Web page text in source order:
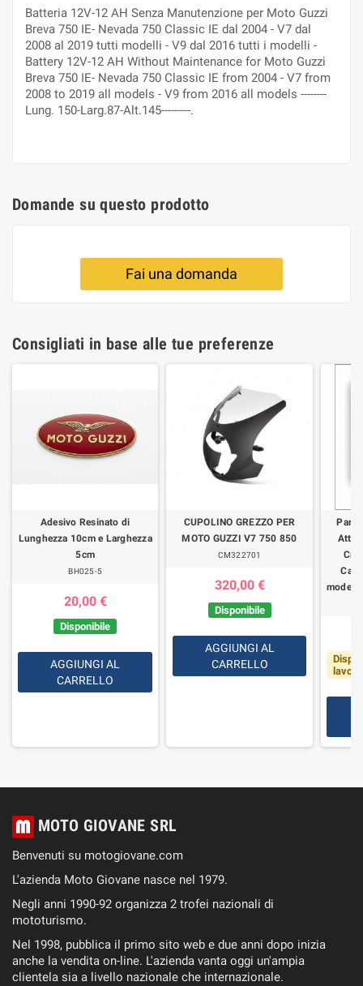
Batteria 12V-12 AH Senza Manutenzione per Moto Guzzi
Breva 750 IE- Nevada 750 Classic IE dal 2004 - V7 dal
2008 al 2019 tutti modelli - V9 dal 2016 tutti i modelli -
Battery 12V-12 AH Without Maintenance for Moto Guzzi
Breva 750 IE- Nevada 750 Classic IE from 2004 - V7 from
2008 to 2019 all models - V9 from 2016 all models --------
Lung. 150-Larg.87-Alt.145---------.
Domande su questo prodotto
Fai una domanda
Consigliati in base alle tue preferenze
Adesivo Resinato di
Lunghezza 10cm e Larghezza
5cm
BH025-5
20,00 €
Disponibile
AGGIUNGI AL
CARRELLO
CUPOLINO GREZZO PER
MOTO GUZZI V7 750 850
CM322701
320,00 €
Disponibile
AGGIUNGI AL
CARRELLO
modelli
MOTO GIOVANE SRL
Benvenuti su motogiovane.com
L'azienda Moto Giovane nasce nel 1979.
Negli anni 1990-92 organizza 2 trofei nazionali di
mototurismo.
Nel 1998, pubblica il primo sito web e due anni dopo inizia
anche la vendita on-line. L'azienda vanta oggi un'ampia
clientela sia a livello nazionale che internazionale.